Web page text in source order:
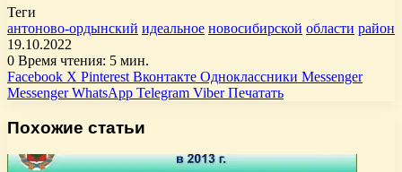
Теги
антоново-ордынский идеальное новосибирской области район
19.10.2022
0 Время чтения: 5 мин.
Facebook X Pinterest Вконтакте Одноклассники Messenger
Messenger WhatsApp Telegram Viber Печатать
Похожие статьи